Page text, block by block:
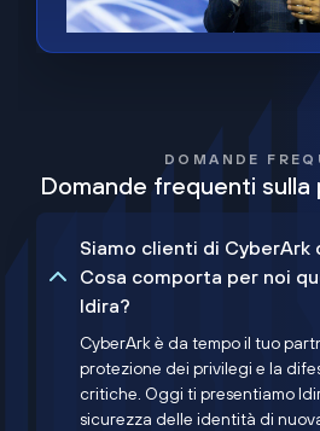
DOMANDE
Domande frequenti
Siamo clienti di CyberArk
Cosa comporta per noi
Idira?
CyberArk è da tempo il tuo
protezione dei privilegi e la
critiche. Oggi ti presentiamo
sicurezza delle identità di